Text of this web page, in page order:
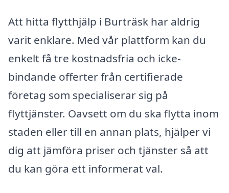
Att hitta flytthjälp i Burträsk har aldrig
varit enklare. Med vår plattform kan du
enkelt få tre kostnadsfria och icke-
bindande offerter från certifierade
företag som specialiserar sig på
flyttjänster. Oavsett om du ska flytta inom
staden eller till en annan plats, hjälper vi
dig att jämföra priser och tjänster så att
du kan göra ett informerat val.